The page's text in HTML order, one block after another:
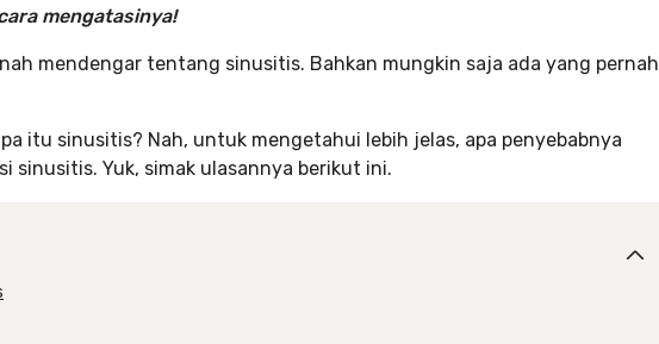
mengatasinya!
mendengar tentang sinusitis. Bahkan mungkin saja ada yang pernah
itu sinusitis? Nah, untuk mengetahui lebih jelas, apa penyebabnya
sinusitis. Yuk, simak ulasannya berikut ini.